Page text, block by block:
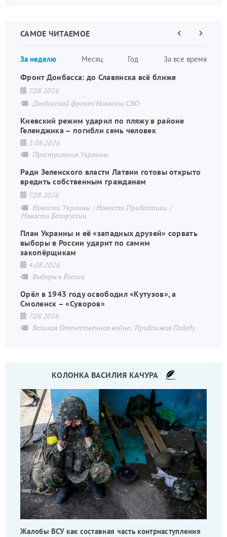
САМОЕ ЧИТАЕМОЕ
За неделю Месяц Год За все время
страниц
ПредыдущаяСледующая
Фронт Донбасса: до Славянска всё ближе
7.08.2026
Донбасский фронт/Новости СВО
Киевский режим ударил по пляжу в районе
Геленджика – погибли семь человек
3.08.2026
Преступления Украины
Ради Зеленского власти Латвии готовы открыто
вредить собственным гражданам
7.08.2026
Новости Украины
Новости Прибалтики
Новости Белоруссии
План Украины и её «западных друзей» сорвать
выборы в России ударит по самим
закопёрщикам
4.08.2026
Выборы в России
Орёл в 1943 году освободил «Кутузов», а
Смоленск – «Суворов»
7.08.2026
Великая Отечественная война Приближая Победу
КОЛОНКА ВАСИЛИЯ КАЧУРА
Жалобы ВСУ как составная часть контрнаступления